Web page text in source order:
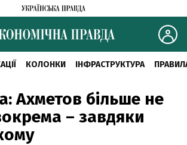
КОЛОНКИ ІНФРАСТРУКТУРА
Ахметов більше не
– завдяки